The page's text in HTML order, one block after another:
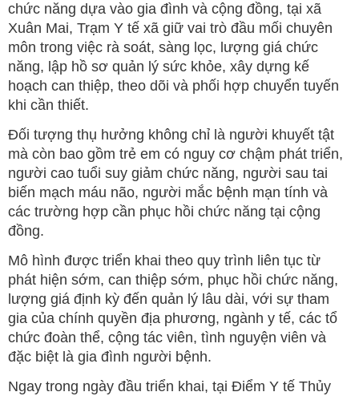
chức năng dựa vào gia đình và cộng đồng, tại xã
Xuân Mai, Trạm Y tế xã giữ vai trò đầu mối chuyên
môn trong việc rà soát, sàng lọc, lượng giá chức
năng, lập hồ sơ quản lý sức khỏe, xây dựng kế
hoạch can thiệp, theo dõi và phối hợp chuyển tuyến
khi cần thiết.
Đối tượng thụ hưởng không chỉ là người khuyết tật
mà còn bao gồm trẻ em có nguy cơ chậm phát triển,
người cao tuổi suy giảm chức năng, người sau tai
biến mạch máu não, người mắc bệnh mạn tính và
các trường hợp cần phục hồi chức năng tại cộng
đồng.
Mô hình được triển khai theo quy trình liên tục từ
phát hiện sớm, can thiệp sớm, phục hồi chức năng,
lượng giá định kỳ đến quản lý lâu dài, với sự tham
gia của chính quyền địa phương, ngành y tế, các tổ
chức đoàn thể, cộng tác viên, tình nguyện viên và
đặc biệt là gia đình người bệnh.
Ngay trong ngày đầu triển khai, tại Điểm Y tế Thủy